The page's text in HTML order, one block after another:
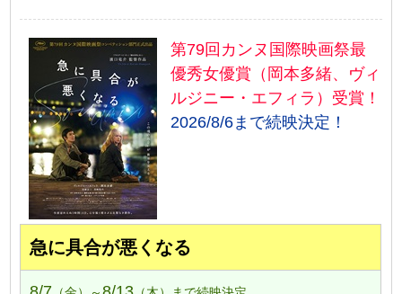
第79回カンヌ国際映画祭最
優秀女優賞（岡本多緒、ヴィ
ルジニー・エフィラ）受賞！
2026/8/6まで続映決定！
急に具合が悪くなる